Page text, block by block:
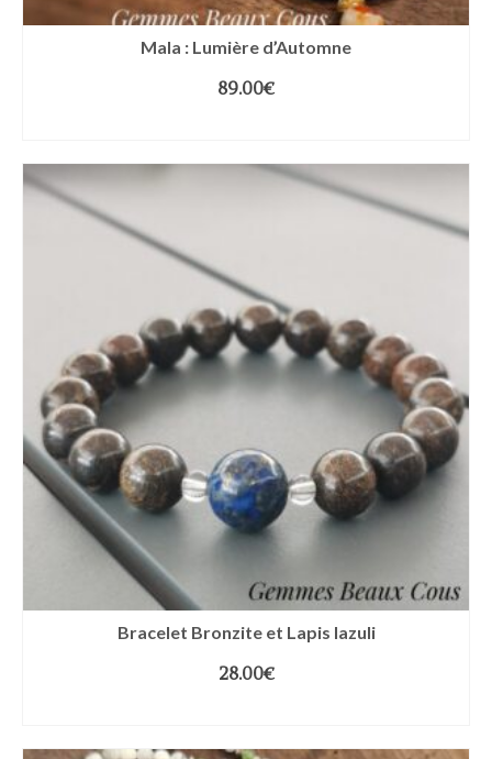
Mala : Lumière d’Automne
89.00€
Bracelet Bronzite et Lapis lazuli
28.00€